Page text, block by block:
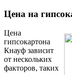
Цена на
Цена
гипсокартона
Кнауф зависит
от нескольких
факторов, таких